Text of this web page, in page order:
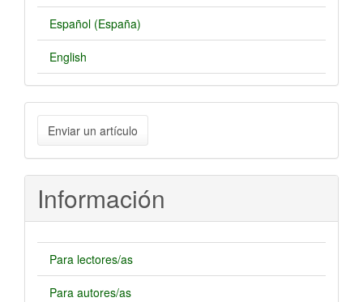
Español (España)
English
Enviar
un
artículo
Enviar un artículo
Información
Para lectores/as
Para autores/as